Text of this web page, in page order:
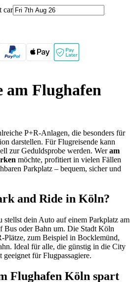
car
Flughafen
P+R-Anlagen, die besonders für
darstellen. Für Flugreisende kann
zur Geduldsprobe werden. Weram
möchte, profitiert in vielen Fällen
Parkplatz – bequem, sicher und
and Ride in Köln?
dein Auto auf einem Parkplatz am
Bus oder Bahn um. Die Stadt Köln
Plätze, zum Beispiel in Bocklemünd,
Ideal für alle, die günstig in die City
für Flugpassagiere.
Flughafen Köln spart